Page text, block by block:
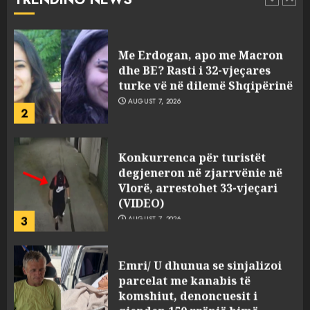
1
2
Me Erdogan, apo me Macron
dhe BE? Rasti i 32-vjeçares
turke vë në dilemë Shqipërinë
AUGUST 7, 2026
3
Konkurrenca për turistët
degjeneron në zjarrvënie në
Vlorë, arrestohet 33-vjeçari
(VIDEO)
AUGUST 7, 2026
Emri/ U dhunua se sinjalizoi
parcelat me kanabis të
komshiut, denoncuesit i